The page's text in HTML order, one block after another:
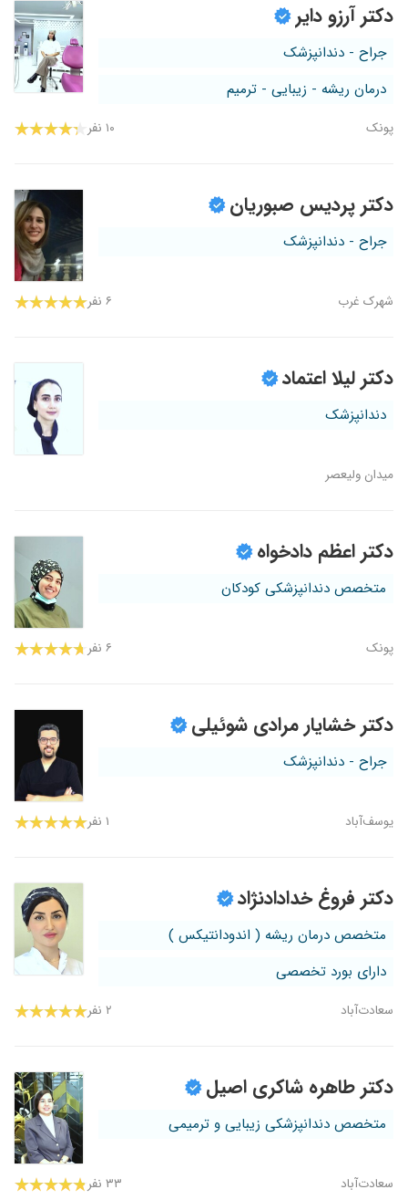
دکتر آرزو دایر
جراح - دندانپزشک
درمان ریشه - زیبایی - ترمیم
پونک ۱۰ نفر
دکتر پردیس صبوریان
جراح - دندانپزشک
شهرک غرب ۶ نفر
دکتر لیلا اعتماد
دندانپزشک
میدان ولیعصر
دکتر اعظم دادخواه
متخصص دندانپزشکی کودکان
پونک ۶ نفر
دکتر خشایار مرادی شوئیلی
جراح - دندانپزشک
یوسف‌آباد ۱ نفر
دکتر فروغ خدادادنژاد
متخصص درمان ریشه ( اندودانتیکس )
دارای بورد تخصصی
سعادت‌آباد ۲ نفر
دکتر طاهره شاکری اصیل
متخصص دندانپزشکی زیبایی و ترمیمی
سعادت‌آباد ۳۳ نفر